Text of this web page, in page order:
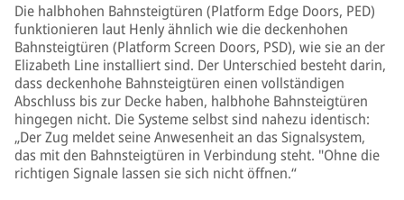
Die halbhohen Bahnsteigtüren (Platform Edge Doors, PED)
funktionieren laut Henly ähnlich wie die deckenhohen
Bahnsteigtüren (Platform Screen Doors, PSD), wie sie an der
Elizabeth Line installiert sind. Der Unterschied besteht darin,
dass deckenhohe Bahnsteigtüren einen vollständigen
Abschluss bis zur Decke haben, halbhohe Bahnsteigtüren
hingegen nicht. Die Systeme selbst sind nahezu identisch:
„Der Zug meldet seine Anwesenheit an das Signalsystem,
das mit den Bahnsteigtüren in Verbindung steht. "Ohne die
richtigen Signale lassen sie sich nicht öffnen.“